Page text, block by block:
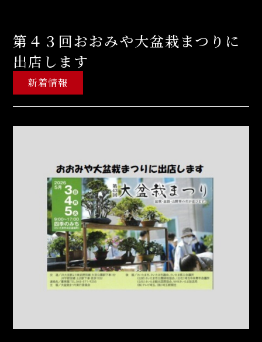
第４３回おおみや大盆栽まつりに
出店します
新着情報